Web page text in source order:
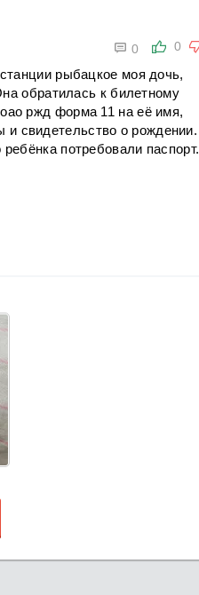
0
 0
рыбацкое моя дочь,
обратилась к билетному
ржд форма 11 на её имя,
свидетельство о рождении.
потребовали паспорт.